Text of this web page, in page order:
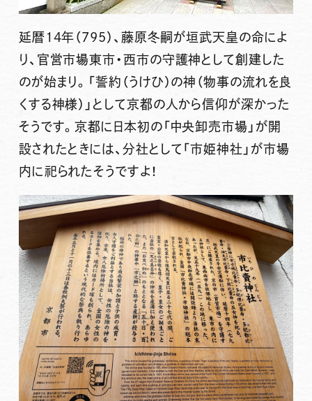
延暦14年（795）、藤原冬嗣が垣武天皇の命によ
り、官営市場東市・西市の守護神として創建した
のが始まり。「誓約（うけひ）の神（物事の流れを良
くする神様）」として京都の人から信仰が深かった
そうです。京都に 日本初の「中央卸売市場」 が開
設されたときには、分社として「市姫神社」が市場
内に祀られたそうですよ！